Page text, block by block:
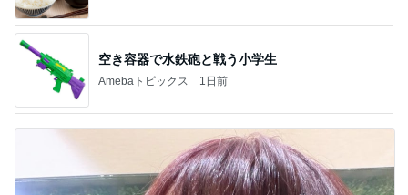
空き容器で水鉄砲と戦う小学生
Amebaトピックス 1日前